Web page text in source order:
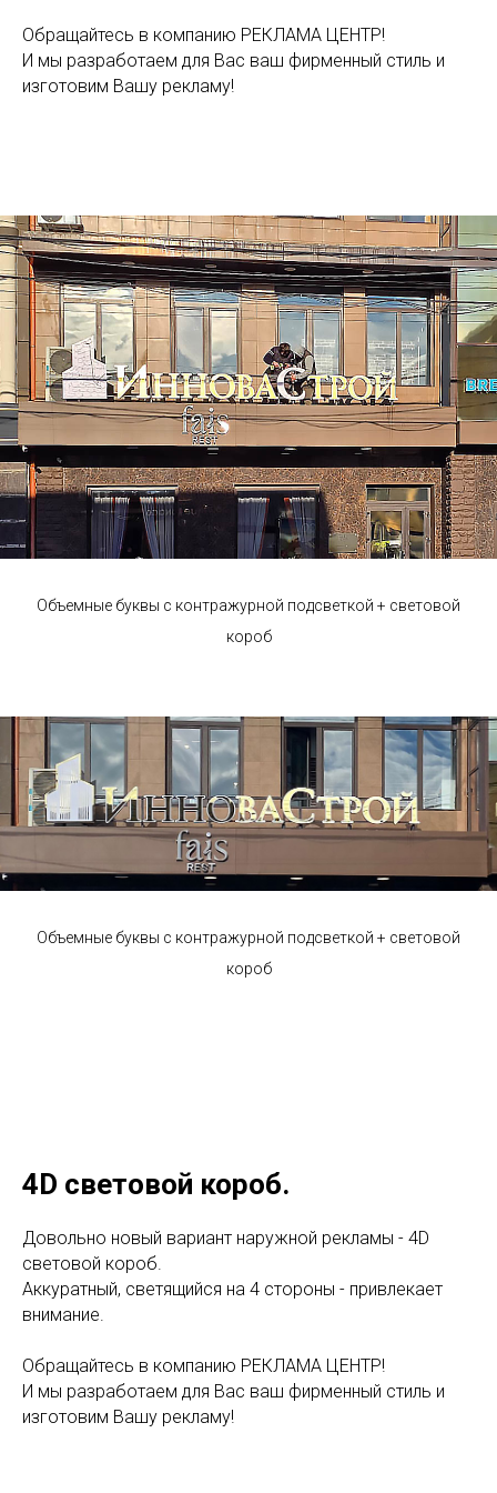
Обращайтесь в компанию РЕКЛАМА ЦЕНТР!
И мы разработаем для Вас ваш фирменный стиль и
изготовим Вашу рекламу!
Объемные буквы с контражурной подсветкой + световой
короб
Объемные буквы с контражурной подсветкой + световой
короб
4D световой короб.
Довольно новый вариант наружной рекламы - 4D
световой короб.
Аккуратный, светящийся на 4 стороны - привлекает
внимание.
Обращайтесь в компанию РЕКЛАМА ЦЕНТР!
И мы разработаем для Вас ваш фирменный стиль и
изготовим Вашу рекламу!